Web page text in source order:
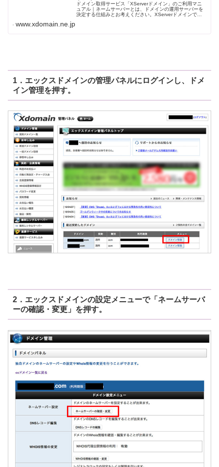
ドメイン取得サービス「XServerドメイン」のご利用マニ
ュアル｜ネームサーバーとは、ドメインの運用サーバーを
決定する仕組みとお考えください。XServerドメインで取
www.xdomain.ne.jp
1．エックスドメインの管理パネルにログインし、ドメ
イン管理を押す。
2．エックスドメインの設定メニューで「ネームサーバ
ーの確認・変更」を押す。